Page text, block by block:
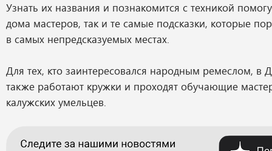
Узнать их названия и познакомится с техникой
дома мастеров, так и те самые подсказки, которые
в самых непредсказуемых местах.
Для тех, кто заинтересовался народным ремеслом, в
также работают кружки и проходят обучающие
калужских умельцев.